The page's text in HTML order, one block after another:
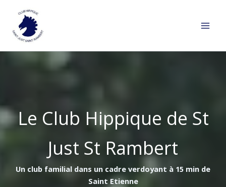
contenu
Le Club Hippique de St
Just St Rambert
Un club familial dans un cadre verdoyant à 15 min de
Saint Etienne